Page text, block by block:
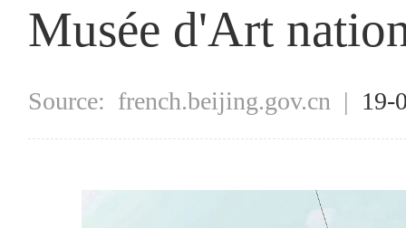
Musée d'Art
Source: french.beijing.gov.cn |